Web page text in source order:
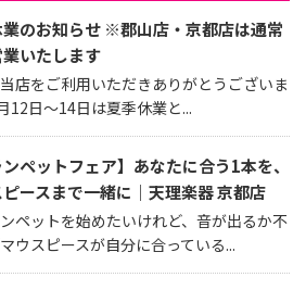
業のお知らせ ※郡山店・京都店は通常
いたします
店をご利用いただきありがとうございま
12日～14日は夏季休業と...
ンペットフェア】あなたに合う1本を、
ースまで一緒に｜天理楽器 京都店
ンペットを始めたいけれど、音が出るか不
ウスピースが自分に合っている...